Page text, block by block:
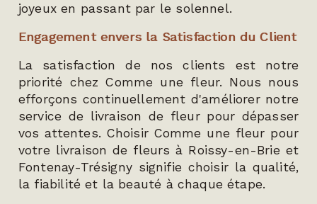
joyeux en passant par le solennel.
Engagement envers la Satisfaction du Client
La satisfaction de nos clients est notre
priorité chez Comme une fleur. Nous nous
efforçons continuellement d'améliorer notre
service de livraison de fleur pour dépasser
vos attentes. Choisir Comme une fleur pour
votre livraison de fleurs à Roissy-en-Brie et
Fontenay-Trésigny signifie choisir la qualité,
la fiabilité et la beauté à chaque étape.